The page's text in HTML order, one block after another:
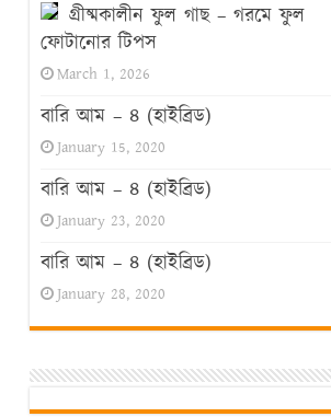
গ্রীষ্মকালীন ফুল গাছ – গরমে ফুল
ফোটানোর টিপস
March 1, 2026
বারি আম – ৪ (হাইব্রিড)
January 15, 2020
বারি আম – ৪ (হাইব্রিড)
January 23, 2020
বারি আম – ৪ (হাইব্রিড)
January 28, 2020